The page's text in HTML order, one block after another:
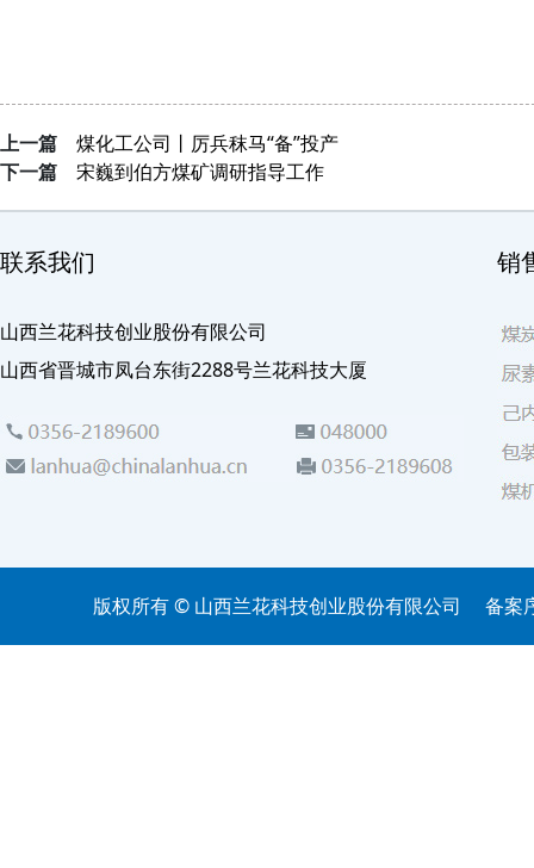
上一篇
煤化工公司丨厉兵秣马“备”投产
下一篇
宋巍到伯方煤矿调研指导工作
联系我们
山西兰花科技创业股份有限公司
山西省晋城市凤台东街2288号兰花科技大厦
销
版权所有 © 山西兰花科技创业股份有限公司 备案